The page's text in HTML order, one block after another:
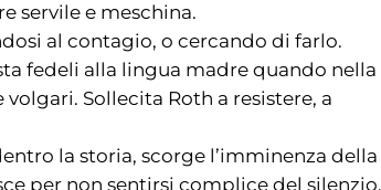
servile e meschina.
al contagio, o cercando di farlo.
fedeli alla lingua madre quando nella
Sollecita Roth a resistere, a
la storia, scorge l’imminenza della
per non sentirsi complice del silenzio.